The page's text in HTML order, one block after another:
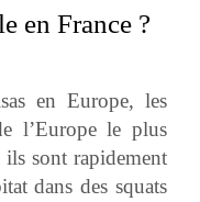
en France ?
en Europe, les
l’Europe le plus
sont rapidement
dans des squats